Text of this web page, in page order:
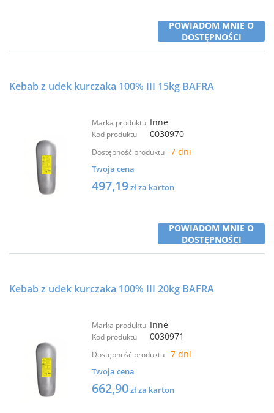
POWIADOM MNIE O
DOSTĘPNOŚCI
Kebab z udek kurczaka 100% III 15kg BAFRA
Marka produktu Inne
Kod produktu 0030970
Dostępność produktu 7 dni
Twoja cena
497,19zł za karton
POWIADOM MNIE O
DOSTĘPNOŚCI
Kebab z udek kurczaka 100% III 20kg BAFRA
Marka produktu Inne
Kod produktu 0030971
Dostępność produktu 7 dni
Twoja cena
662,90zł za karton